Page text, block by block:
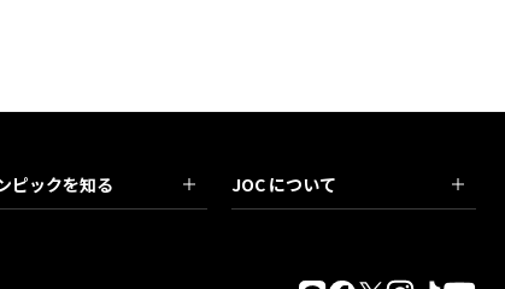
ピックを知る JOC について